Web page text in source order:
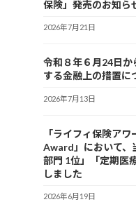
保険」発売のお知ら
2026年7月21日
令和８年６月24日
する金融上の措置に
2026年7月13日
「ライフィ保険ア
Award」において、
部門 1位」「定期医
しました
2026年6月19日